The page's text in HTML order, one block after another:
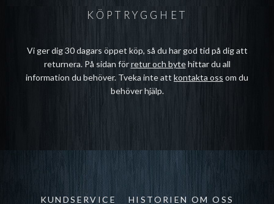
KÖPTRYGGHET
Vi ger dig 30 dagars öppet köp, så du har god tid på dig att
returnera. På sidan förretur och bytehittar du all
information du behöver. Tveka inte att kontakta oss om du
behöver hjälp.
KUNDSERVICE HISTORIEN OM OSS